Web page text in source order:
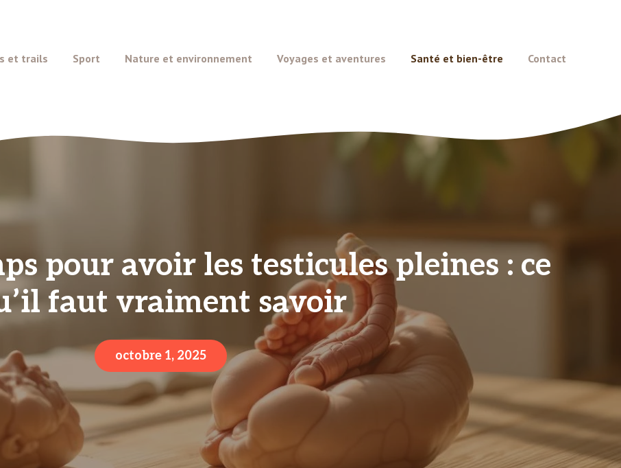
et trails Sport Nature et environnement Voyages et aventures Santé et bien-être Contact
pour avoir les testicules pleines : ce
faut vraiment savoir
octobre 1, 2025